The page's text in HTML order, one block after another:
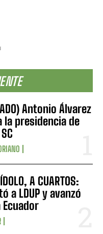
Antonio Álvarez
la presidencia de
A CUARTOS:
a LDUP y avanzó
Ecuador